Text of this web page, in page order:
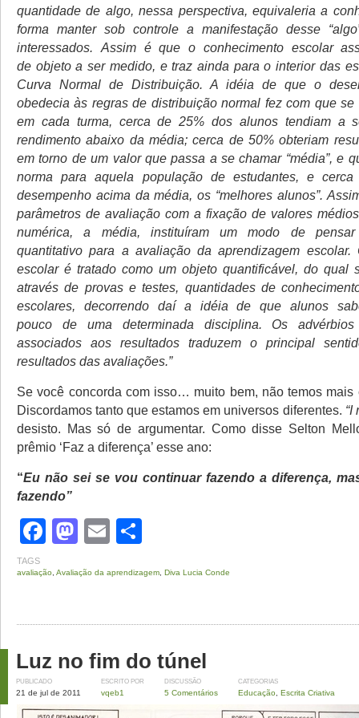
quantidade de algo, nessa perspectiva, equivaleria a
forma manter sob controle a manifestação desse
interessados. Assim é que o conhecimento escolar
de objeto a ser medido, e traz ainda para o interior das
Curva Normal de Distribuição. A idéia de que o
obedecia às regras de distribuição normal fez com que se
em cada turma, cerca de 25% dos alunos tendiam a
rendimento abaixo da média; cerca de 50% obteriam
em torno de um valor que passa a se chamar “média”, e
norma para aquela população de estudantes, e
desempenho acima da média, os “melhores alunos”.
parâmetros de avaliação com a fixação de valores
numérica, a média, instituíram um modo de pensar
quantitativo para a avaliação da aprendizagem escolar.
escolar é tratado como um objeto quantificável, do qual
através de provas e testes, quantidades de
escolares, decorrendo daí a idéia de que alunos
pouco de uma determinada disciplina. Os
associados aos resultados traduzem o principal
resultados das avaliações.”
Se você concorda com isso… muito bem, não temos mais
Discordamos tanto que estamos em universos diferentes. “I
desisto. Mas só de argumentar. Como disse Selton
prêmio ‘Faz a diferença’ esse ano:
“Eu não sei se vou continuar fazendo a diferença,
fazendo”
Facebook
Mastodon
Email
TAGS
avaliação Avaliação da aprendizagem Diva Lucia Conde
Luz no fim do túnel
PUBLICADO
21 de jul de 2011
ESCRITO POR
vqeb1
DISCUSSÃO
5 Comentários
CATEGORIAS
Educação Escrita Criativa